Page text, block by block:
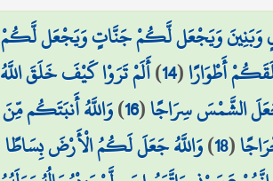
وَبَنِينَ وَيَجْعَل لَّكُمْ جَنَّاتٍ وَيَجْعَل لَّكُمْ
أَطْوَارًا(
14
)أَلَمْ تَرَوْا كَيْفَ خَلَقَ اللَّهُ
الشَّمْسَ سِرَاجًا(
16
)وَاللَّهُ أَنبَتَكُم مِّنَ
(
18
)وَاللَّهُ جَعَلَ لَكُمُ الْأَرْضَ بِسَاطًا